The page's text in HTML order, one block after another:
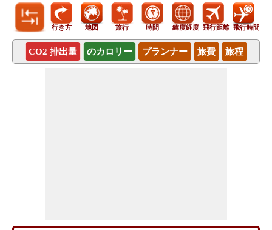
行き方 地図 旅行 時間 緯度経度 飛行距離 飛行時間
CO2 排出量 のカロリー プランナー 旅費 旅程